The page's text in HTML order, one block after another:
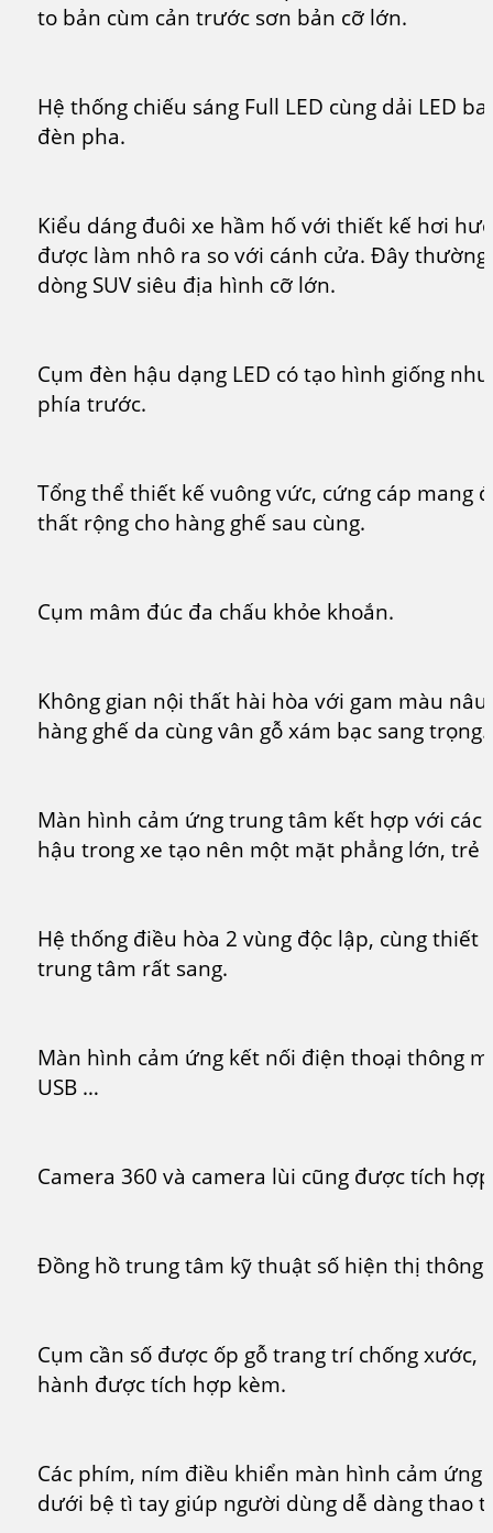
to bản cùm cản trước sơn bản cỡ lớn.
Hệ thống chiếu sáng Full LED cùng dải LED
đèn pha.
Kiểu dáng đuôi xe hầm hố với thiết kế hơi
được làm nhô ra so với cánh cửa. Đây
dòng SUV siêu địa hình cỡ lớn.
Cụm đèn hậu dạng LED có tạo hình giống
phía trước.
Tổng thể thiết kế vuông vức, cứng cáp mang
thất rộng cho hàng ghế sau cùng.
Cụm mâm đúc đa chấu khỏe khoắn.
Không gian nội thất hài hòa với gam màu
hàng ghế da cùng vân gỗ xám bạc sang trọng.
Màn hình cảm ứng trung tâm kết hợp với
hậu trong xe tạo nên một mặt phẳng lớn, trẻ
Hệ thống điều hòa 2 vùng độc lập, cùng thiết
trung tâm rất sang.
Màn hình cảm ứng kết nối điện thoại thông
USB …
Camera 360 và camera lùi cũng được tích
Đồng hồ trung tâm kỹ thuật số hiện thị thông
Cụm cần số được ốp gỗ trang trí chống xước,
hành được tích hợp kèm.
Các phím, ním điều khiển màn hình cảm ứng
dưới bệ tì tay giúp người dùng dễ dàng thao